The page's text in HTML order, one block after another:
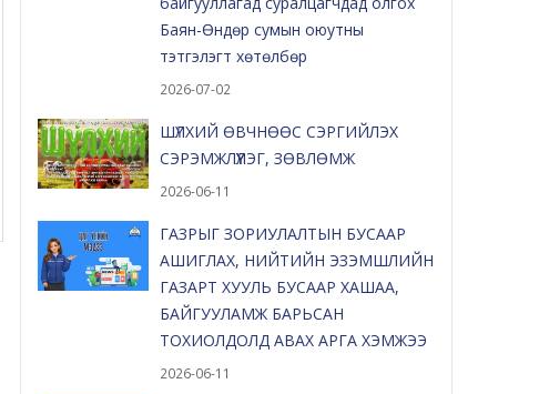
Баян-Өндөр сумын оюутны
тэтгэлэгт хөтөлбөр
2026-07-02
ШҮЛХИЙ ӨВЧНӨӨС СЭРГИЙЛЭХ
СЭРЭМЖЛҮҮЛЭГ, ЗӨВЛӨМЖ
2026-06-11
ГАЗРЫГ ЗОРИУЛАЛТЫН БУСААР
АШИГЛАХ, НИЙТИЙН ЭЗЭМШЛИЙН
ГАЗАРТ ХУУЛЬ БУСААР ХАШАА,
БАЙГУУЛАМЖ БАРЬСАН
ТОХИОЛДОЛД АВАХ АРГА ХЭМЖЭЭ
2026-06-11